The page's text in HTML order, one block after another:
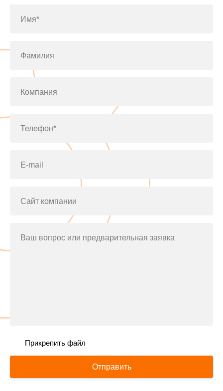
Имя*
Фамилия
Компания
Телефон*
E-mail
Сайт компании
Ваш вопрос или предварительная заявка
Прикрепить файл
Отправить